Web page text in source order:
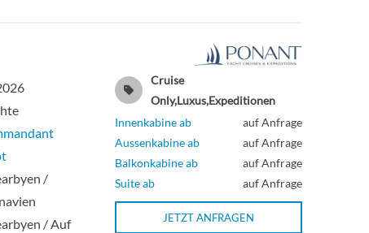
/
/ Auf
Cruise
Only,Luxus,Expeditionen
Innenkabine ab
auf Anfrage
Aussenkabine ab
auf Anfrage
Balkonkabine ab
auf Anfrage
Suite ab
auf Anfrage
JETZT ANFRAGEN